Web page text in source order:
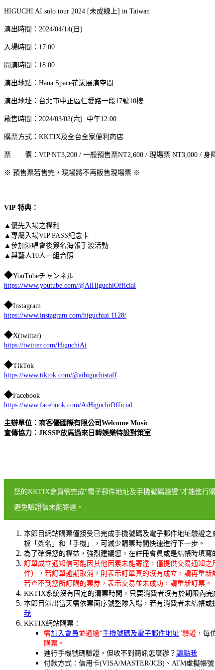
HIGUCHI AI solo tour 2024 [未成線上] in Taiwan
演出時間：2024/04/14(日)
入場時間：17:00
開演時間：18:00
演出地點：Hana Space花漾展演空間
演出地址：台北市中正區仁愛路一段17號10樓
啟售時間：2024/03/02(六) 中午12:00
購票方式：KKTIX及全台全家便利商店
票 價：VIP NT3,200 / 一般預售票NT2,600 / 現場票 NT3,000 / 身
※ 預售票若售完，現場將不再販售現場票 ※
VIP 特典：
▲優先入場之權利
▲專屬入場VIP PASS紀念卡
▲參加演唱會後簽名海報手渡活動
▲與藝人10人一組合照
◆YouTubeチャンネル
https://www.youtube.com/@AiHiguchiOfficial
◆Instagram
https://www.instagram.com/higuchiai.1128/
◆X(twitter)
https://twitter.com/HiguchiAi
◆TikTok
https://www.tiktok.com/@aihiguchistaff
◆Facebook
https://www.facebook.com/AiHiguchiOfficial
主辦單位：商客優國際有限公司Welcome Music
宣傳協力：JKSSP放馬過來日韓娛樂特設對策室
您的KKTIX會員需完成"電子郵件地址及手機號碼驗證"才能進行
避免驗證信未能寄達。
本節目網站購票僅接受已完成手機號碼及電子郵件地址驗證之
檔「姓名」和「手機」，可減少購票時間快速進行下一步。
為了確保您的權益，強烈建議您，在註冊會員或是結帳時填
訂單成立通知信可能因其他因素未能寄達，僅提供交易通知
件），若訂單逾期取消，則表示訂單真的沒有成立，請再重
若查不到您所訂購的票券，表示交易並未成功，請重新訂票。
KKTIX系統沒有固定的清票時間，只要消費者沒有於期限內
本節目演出當天需依票面序號整隊入場，若有消費者未結帳
我
KKTIX網站購票：
需加入會員 並通過"手機號碼及電子郵件地址"驗證， 每
購票。
進行手機號碼驗證，但收不到簡訊怎麼辦？ 請點我
付款方式：信用卡(VISA/MASTER/JCB)、ATM虛擬帳號